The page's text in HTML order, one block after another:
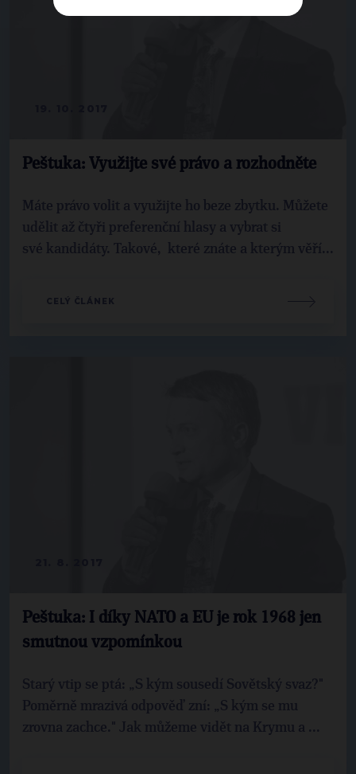
Peštuka: Využijte své právo a rozhodněte
Máte právo volit a využijte ho beze zbytku. Můžete
udělit až čtyři preferenční hlasy a vybrat si
své kandidáty. Takové, které znáte a kterým věří...
CELÝ ČLÁNEK
Peštuka: I díky NATO a EU je rok 1968 jen
smutnou vzpomínkou
Starý vtip se ptá: „S kým sousedí Sovětský svaz?"
Poměrně mrazivá odpověď zní: „S kým se mu
zrovna zachce." Jak můžeme vidět na Krymu a ...